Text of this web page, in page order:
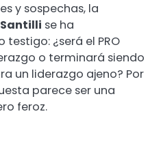
y sospechas, la
se ha
¿será el PRO
o terminará siendo
un liderazgo ajeno? Por
parece ser una
feroz.